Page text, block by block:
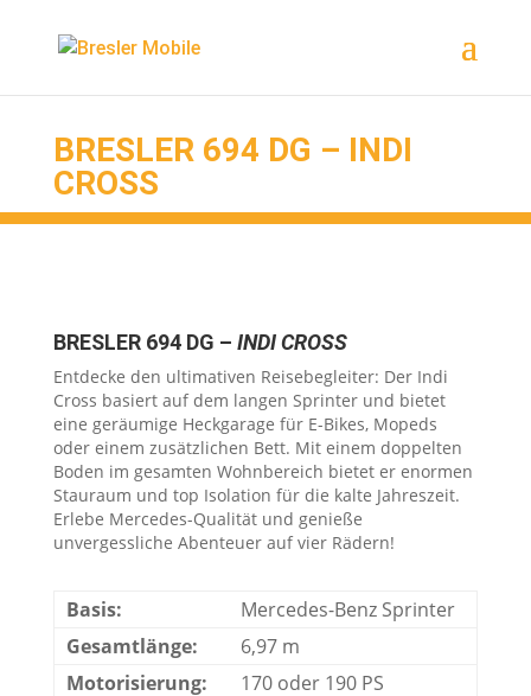
BRESLER 694 DG – INDI
CROSS
BRESLER 694 DG – INDI CROSS
Entdecke den ultimativen Reisebegleiter: Der Indi
Cross basiert auf dem langen Sprinter und bietet
eine geräumige Heckgarage für E-Bikes, Mopeds
oder einem zusätzlichen Bett. Mit einem doppelten
Boden im gesamten Wohnbereich bietet er enormen
Stauraum und top Isolation für die kalte Jahreszeit.
Erlebe Mercedes-Qualität und genieße
unvergessliche Abenteuer auf vier Rädern!
Basis:
Mercedes-Benz Sprinter
Gesamtlänge:
6,97 m
Motorisierung:
170 oder 190 PS